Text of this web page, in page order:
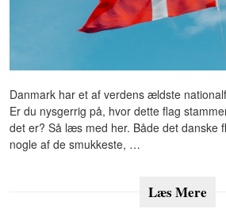
Danmark har et af verdens ældste
Er du nysgerrig på, hvor dette flag
det er? Så læs med her. Både det danske
nogle af de smukkeste, …
Læs Mere